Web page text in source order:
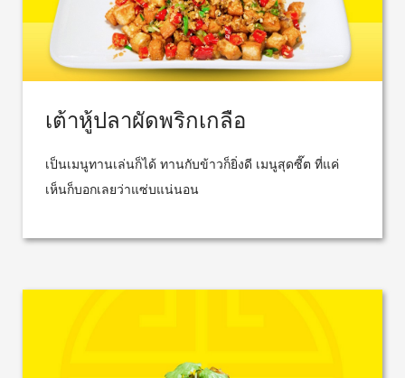
เต้าหู้ปลาผัดพริกเกลือ
เป็นเมนูทานเล่นก็ได้ ทานกับข้าวก็ยิ่งดี เมนูสุดซี๊ต ที่แค่
เห็นก็บอกเลยว่าแซ่บแน่นอน